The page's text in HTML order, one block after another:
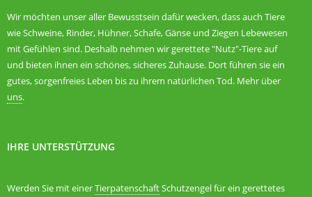
Wir möchten unser aller Bewusstsein dafür wecken, dass auch Tiere
wie Schweine, Rinder, Hühner, Schafe, Gänse und Ziegen Lebewesen
mit Gefühlen sind. Deshalb nehmen wir gerettete "Nutz"-Tiere auf
und bieten ihnen ein schönes, sicheres Zuhause. Dort führen sie ein
gutes, sorgenfreies Leben bis zu ihrem natürlichen Tod. Mehr über
uns.
IHRE UNTERSTÜTZUNG
Werden Sie mit einerTierpatenschaftSchutzengel für ein gerettetes